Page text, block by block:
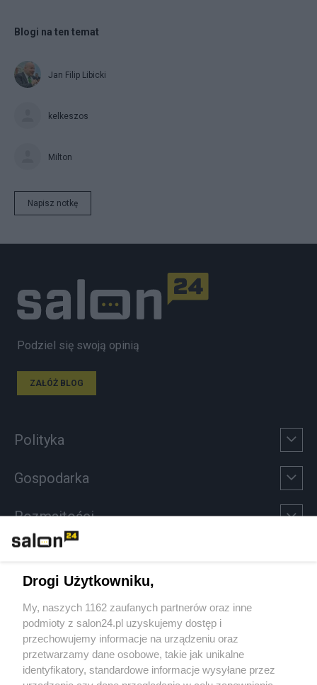
Blogi na ten temat
Jan Filip Libicki
kelkeszos
Milton
Napisz notkę
Podziel się swoją opinią
ZAŁÓŻ BLOG
Polityka
Gospodarka
Rozmaitości
Sport
Społeczeństwo
Kultura
Drogi Użytkowniku,
My, naszych 1162 zaufanych partnerów oraz inne
podmioty z salon24.pl uzyskujemy dostęp i
przechowujemy informacje na urządzeniu oraz
przetwarzamy dane osobowe, takie jak unikalne
identyfikatory, standardowe informacje wysyłane przez